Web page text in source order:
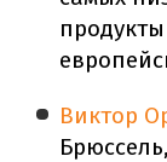
Виктор